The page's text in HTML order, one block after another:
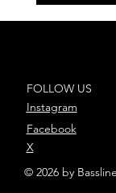
FOLLOW US
Instagram
Facebook
X
© 2026 by